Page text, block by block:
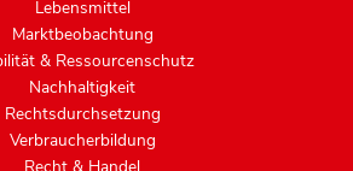
Lebensmittel
Marktbeobachtung
& Ressourcenschutz
Nachhaltigkeit
Rechtsdurchsetzung
Verbraucherbildung